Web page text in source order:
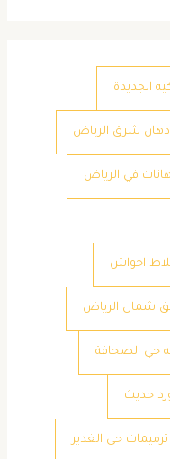
الجديدة
شرق الرياض
في الرياض
احواش
شمال الرياض
حي الصحافة
حديث
ترميمات حي الغدير